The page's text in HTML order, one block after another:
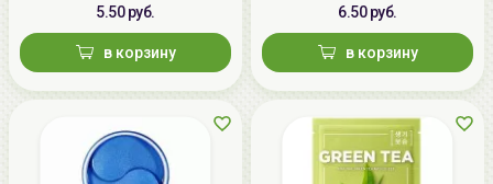
5.50 руб.
в корзину
6.50 руб.
в корзину